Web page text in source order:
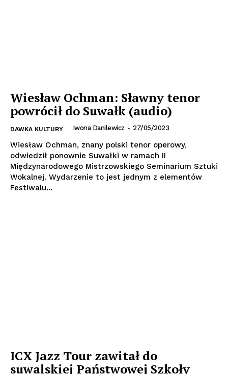
Wiesław Ochman: Sławny tenor
powrócił do Suwałk (audio)
DAWKA KULTURY Iwona Danilewicz - 27/05/2023
Wiesław Ochman, znany polski tenor operowy,
odwiedził ponownie Suwałki w ramach II
Międzynarodowego Mistrzowskiego Seminarium Sztuki
Wokalnej. Wydarzenie to jest jednym z elementów
Festiwalu...
ICX Jazz Tour zawitał do
suwalskiej Państwowej Szkoły